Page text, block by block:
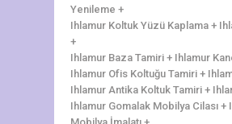
Yenileme +
Ihlamur Koltuk Yüzü Kaplama +
+
Ihlamur Baza Tamiri + Ihlamur
Ihlamur Ofis Koltuğu Tamiri +
Ihlamur Antika Koltuk Tamiri +
Ihlamur Gomalak Mobilya Cilası